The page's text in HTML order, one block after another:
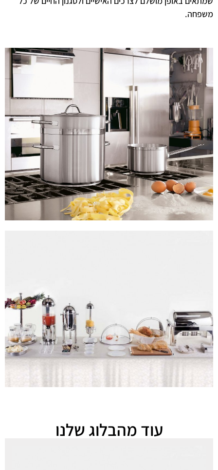
משפחה.
עוד מהבלוג שלנו